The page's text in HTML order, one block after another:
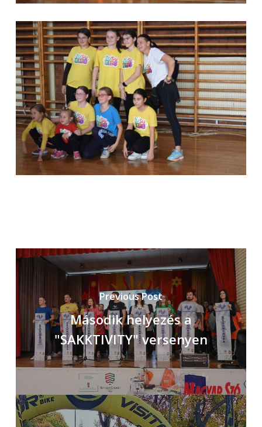
Previous Post
Második helyezés a
"SAKKTIVITY" versenyen